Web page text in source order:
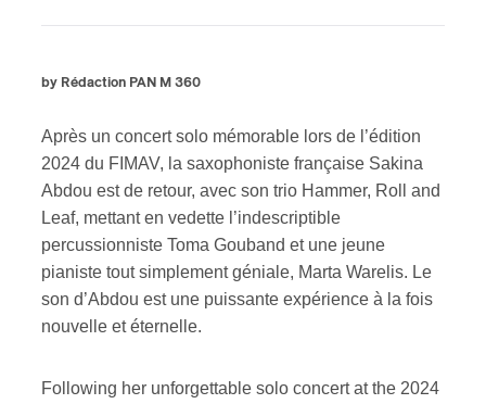
by Rédaction PAN M 360
Après un concert solo mémorable lors de l’édition
2024 du FIMAV, la saxophoniste française Sakina
Abdou est de retour, avec son trio Hammer, Roll and
Leaf, mettant en vedette l’indescriptible
percussionniste Toma Gouband et une jeune
pianiste tout simplement géniale, Marta Warelis. Le
son d’Abdou est une puissante expérience à la fois
nouvelle et éternelle.
Following her unforgettable solo concert at the 2024